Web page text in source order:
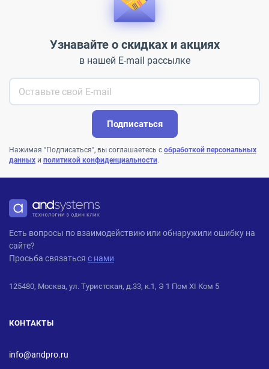
Узнавайте о скидках и акциях
в нашей E-mail рассылке
Подписаться
Нажимая "Подписаться", вы соглашаетесь с обработкой персональных
данных и политикой конфиденциальности.
ANDPRO
Есть вопросы по взаимодействию или обнаружили ошибку на
сайте?
Просьба связаться с нами
125480, Москва, ул. Туристская, д.33, к.1, Э 1 Пом XI Ком 5
КОНТАКТЫ
info@andpro.ru